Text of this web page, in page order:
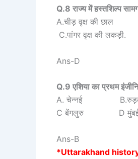
Q.8 राज्य में हस्तशिल्प
A.चीड़ वृक्ष की
C.पांगर वृक्ष की
Ans-D
Q.9 एशिया का प्रथम
A. चेन्नई
C बेंगलुरु D
Ans-B
*Uttarakhand